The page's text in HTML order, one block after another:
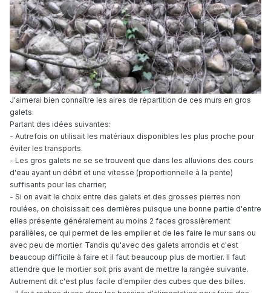
J'aimerai bien connaître les aires de répartition de ces murs en gros
galets.
Partant des idées suivantes:
- Autrefois on utilisait les matériaux disponibles les plus proche pour
éviter les transports.
- Les gros galets ne se se trouvent que dans les alluvions des cours
d'eau ayant un débit et une vitesse (proportionnelle à la pente)
suffisants pour les charrier;
- Si on avait le choix entre des galets et des grosses pierres non
roulées, on choisissait ces dernières puisque une bonne partie d'entre
elles présente généralement au moins 2 faces grossièrement
parallèles, ce qui permet de les empiler et de les faire le mur sans ou
avec peu de mortier. Tandis qu'avec des galets arrondis et c'est
beaucoup difficile à faire et il faut beaucoup plus de mortier. Il faut
attendre que le mortier soit pris avant de mettre la rangée suivante.
Autrement dit c'est plus facile d'empiler des cubes que des billes.